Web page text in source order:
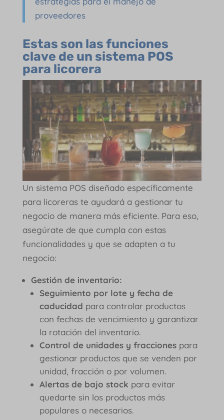
proveedores
Estas son las funciones
clave de un sistema POS
para licorera
Un sistema POS diseñado específicamente
para licoreras te ayudará a gestionar tu
negocio de manera más eficiente. Para eso,
asegúrate de que cumpla con estas
funcionalidades y que se adapten a tu
negocio:
Gestión de inventario:
Seguimiento por lote y fecha de
caducidad para controlar productos
con fechas de vencimiento y garantizar
la rotación del inventario.
Control de unidades y fraccionespara
gestionar productos que se venden por
unidad, fracción o por volumen.
Alertas de bajo stock para evitar
quedarte sin los productos más
populares o necesarios.